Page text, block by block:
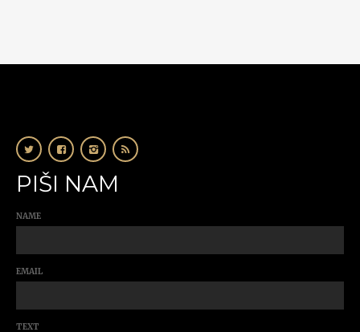
PIŠI NAM
NAME
EMAIL
TEXT